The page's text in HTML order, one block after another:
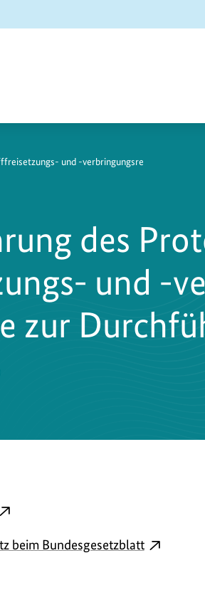
und -verbringungsre
des
und -
zur
beim Bundesgesetzblattexterner